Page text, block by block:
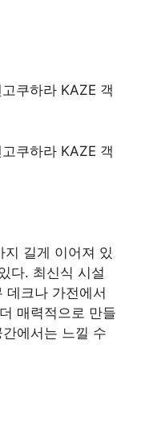
지 길게 이어져 있
다. 최신식 시설
데크나 가전에서
매력적으로 만들
에서는 느낄 수